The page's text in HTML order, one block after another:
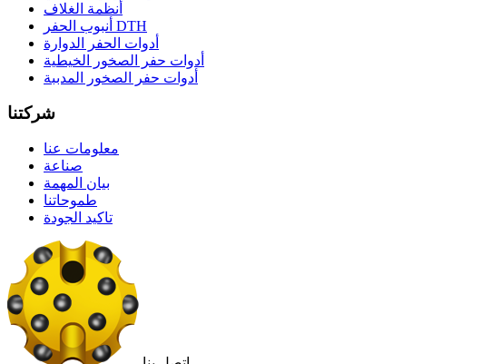
أنظمة الغلاف
أنبوب الحفر DTH
أدوات الحفر الدوارة
أدوات حفر الصخور الخيطية
أدوات حفر الصخور المدببة
شركتنا
معلومات عنا
صناعة
بيان المهمة
طموحاتنا
تاكيد الجودة